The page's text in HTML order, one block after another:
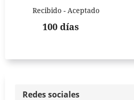
Recibido - Aceptado
100 días
Redes sociales